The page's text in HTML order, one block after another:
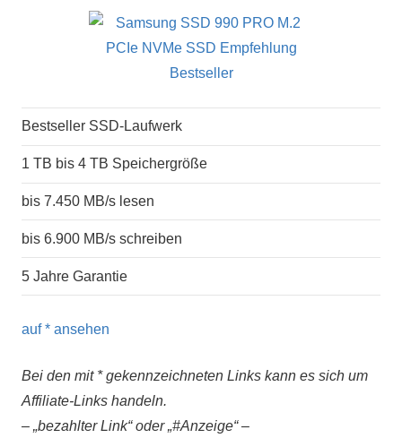
Bestseller SSD-Laufwerk
1 TB bis 4 TB Speichergröße
bis 7.450 MB/s lesen
bis 6.900 MB/s schreiben
5 Jahre Garantie
auf* ansehen
Bei den mit * gekennzeichneten Links kann es sich um
Affiliate-Links handeln.
– „bezahlter Link“ oder „#Anzeige“ –